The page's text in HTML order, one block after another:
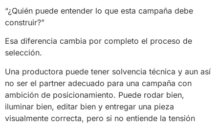
“¿Quién puede entender lo que esta campaña debe
construir?”
Esa diferencia cambia por completo el proceso de
selección.
Una productora puede tener solvencia técnica y aun así
no ser el partner adecuado para una campaña con
ambición de posicionamiento. Puede rodar bien,
iluminar bien, editar bien y entregar una pieza
visualmente correcta, pero si no entiende la tensión